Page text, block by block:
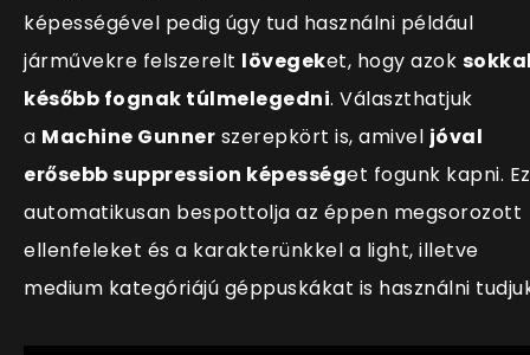
képességével pedig úgy tud használni például
járművekre felszerelt lövegeket, hogy azok
később fognak túlmelegedni. Választhatjuk
a Machine Gunner szerepkört is, amivel jóval
erősebb suppression képességet fogunk kapni. Ez
automatikusan bespottolja az éppen megsorozott
ellenfeleket és a karakterünkkel a light, illetve
medium kategóriájú géppuskákat is használni